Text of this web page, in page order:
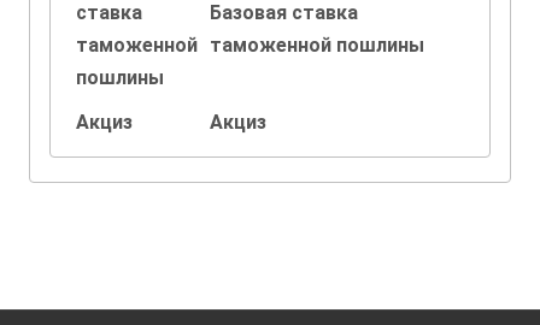
ставка
таможенной
пошлины
Базовая ставка
таможенной пошлины
Акциз Акциз